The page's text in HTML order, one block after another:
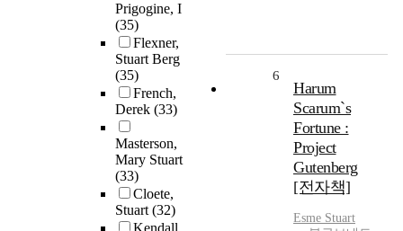
Prigogine, I
(35)
Flexner,
Stuart Berg
(35)
French,
Derek (33)
Masterson,
Mary Stuart
(33)
Cloete,
Stuart(32)
6
Harum
Scarum`s
Fortune :
Project
Gutenberg
[전자책]
Esme Stuart